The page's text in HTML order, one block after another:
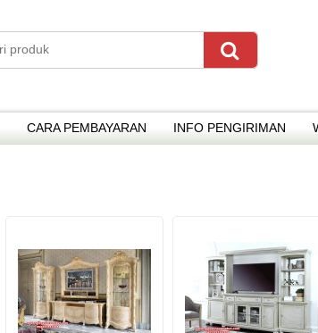
CARA PEMBAYARAN INFO PENGIRIMAN